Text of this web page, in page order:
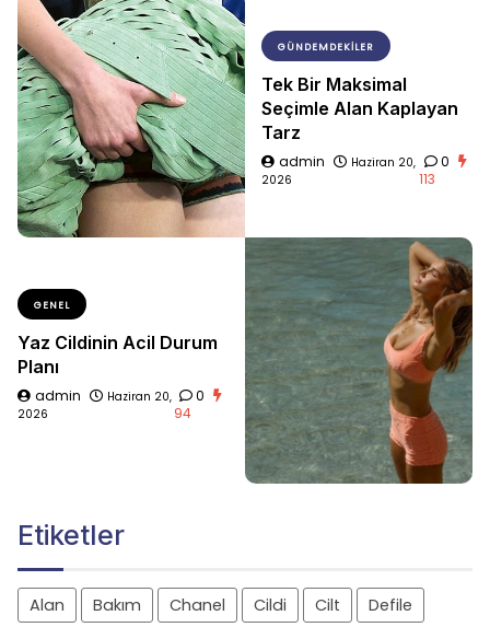
GÜNDEMDEKILER
Tek Bir Maksimal
Seçimle Alan Kaplayan
Tarz
admin
Haziran 20,
2026
0
113
GENEL
Yaz Cildinin Acil Durum
Planı
admin
Haziran 20,
2026
0
94
Etiketler
Alan Bakım Chanel Cildi Cilt
Defile